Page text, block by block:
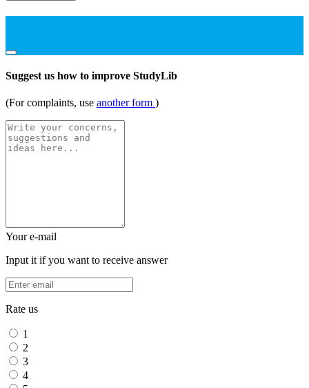
Suggest us how to improve StudyLib
(For complaints, use another form )
Your e-mail
Input it if you want to receive answer
Rate us
1
2
3
4